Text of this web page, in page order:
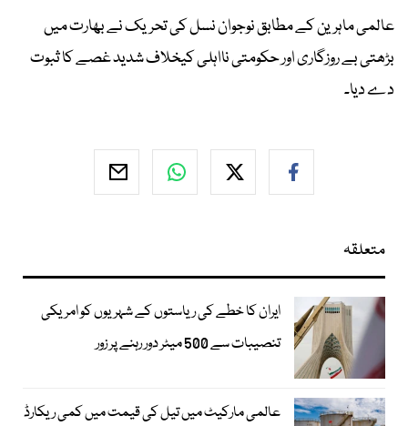
عالمی ماہرین کے مطابق نوجوان نسل کی تحریک نے بھارت میں
بڑھتی بے روزگاری اور حکومتی نااہلی کیخلاف شدید غصے کا ثبوت
دے دیا۔
متعلقہ
ایران کا خطے کی ریاستوں کے شہریوں کو امریکی
تنصیبات سے 500 میٹر دور رہنے پر زور
عالمی مارکیٹ میں تیل کی قیمت میں کمی ریکارڈ